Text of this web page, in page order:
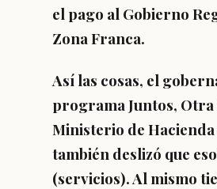
el pago al Gobierno
Zona Franca.
Así las cosas, el
programa Juntos, Otra
Ministerio de
también deslizó que
(servicios). Al mismo